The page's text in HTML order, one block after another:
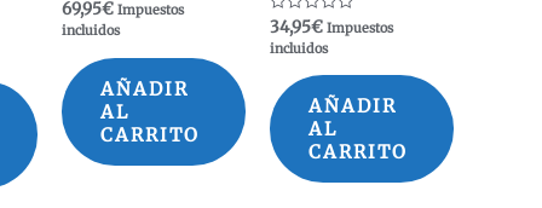
Valorado
con
0
69,95€ Impuestos
incluidos
AÑADIR
AL
CARRITO
Valorado
con
0
34,95€ Impuestos
incluidos
AÑADIR
AL
CARRITO